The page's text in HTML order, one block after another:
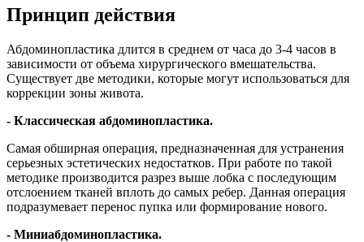
Принцип действия
Абдоминопластика длится в среднем от часа до 3-4 часов в
зависимости от объема хирургического вмешательства.
Существует две методики, которые могут использоваться для
коррекции зоны живота.
- Классическая абдоминопластика.
Самая обширная операция, предназначенная для устранения
серьезных эстетических недостатков. При работе по такой
методике производится разрез выше лобка с последующим
отслоением тканей вплоть до самых ребер. Данная операция
подразумевает перенос пупка или формирование нового.
- Миниабдоминопластика.